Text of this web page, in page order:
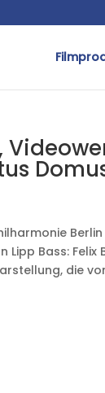
Lipp Bass:
die